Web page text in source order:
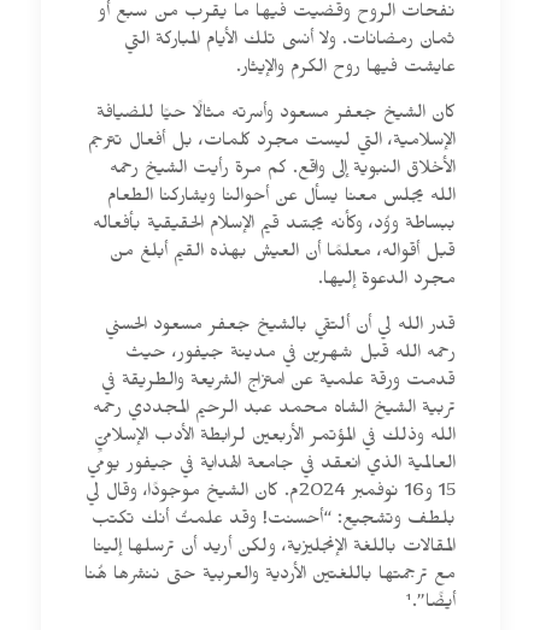
نفحات الروح وقضيت فيها ما يقرب من سبع أو
ثمان رمضانات. ولا أنسى تلك الأيام المباركة التي
عايشت فيها روح الكرم والإيثار.
كان الشيخ جعفر مسعود وأسرته مثالًا حيًا للضيافة
الإسلامية، التي ليست مجرد كلمات، بل أفعال تترجم
الأخلاق النبوية إلى واقع. كم مرة رأيت الشيخ رحمه
الله يجلس معنا يسأل عن أحوالنا ويشاركنا الطعام
ببساطة ووُد، وكأنه يجسّد قيم الإسلام الحقيقية بأفعاله
قبل أقواله، معلمًا أن العيش بهذه القيم أبلغ من
مجرد الدعوة إليها.
قدر الله لي أن ألتقي بالشيخ جعفر مسعود الحسني
رحمه الله قبل شهرين في مدينة جيفور، حيث
قدمت ورقة علمية عن امتزاج الشريعة والطريقة في
تربية الشيخ الشاه محمد عبد الرحيم المجددي رحمه
الله وذلك في المؤتمر الأربعين لرابطة الأدب الإسلاميِّ
العالمية الذي انعقد في جامعة الهداية في جيفور يومي
15 و16 نوفمبر 2024م. كان الشيخ موجودًا، وقال لي
بلطف وتشجيع: “أحسنت! وقد علمتُ أنك تكتب
المقالات باللغة الإنجليزية، ولكن أريد أن ترسلها إلينا
مع ترجمتها باللغتين الأردية والعربية حتى ننشرها هُنا
أيضًا”.¹